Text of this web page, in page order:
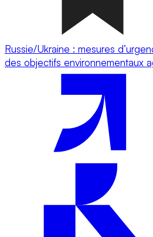
Russie/Ukraine : mesures
des objectifs environnementaux